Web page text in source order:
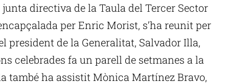
directiva de la Taula del Tercer Sector
per Enric Morist, s’ha reunit per
president de la Generalitat, Salvador Illa,
celebrades fa un parell de setmanes a la
també ha assistit Mònica Martínez Bravo,